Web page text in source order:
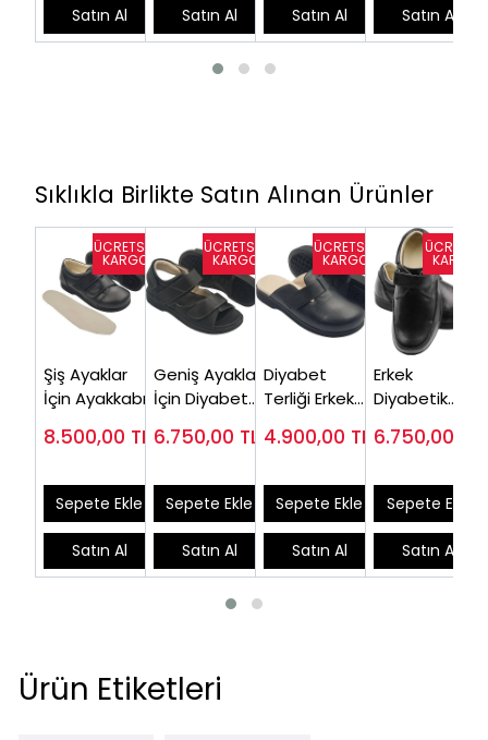
Satın Al Satın Al Satın Al Satın Al
Sıklıkla Birlikte Satın Alınan Ürünler
Şiş Ayaklar
İçin Ayakkabı
ODDG54S
8.500,00 TL
Sepete Ekle
Satın Al
Geniş Ayaklar
İçin Diyabet
Erkek ODS110S
6.750,00 TL
Sepete Ekle
Satın Al
Diyabet
Terliği Erkek
ODT175S (Şiş
Uygun)
4.900,00 TL
Sepete Ekle
Satın Al
Erkek
Diyabetik
Siyah OD58
6.750,00
Sepete Ekle
Satın Al
Ürün Etiketleri